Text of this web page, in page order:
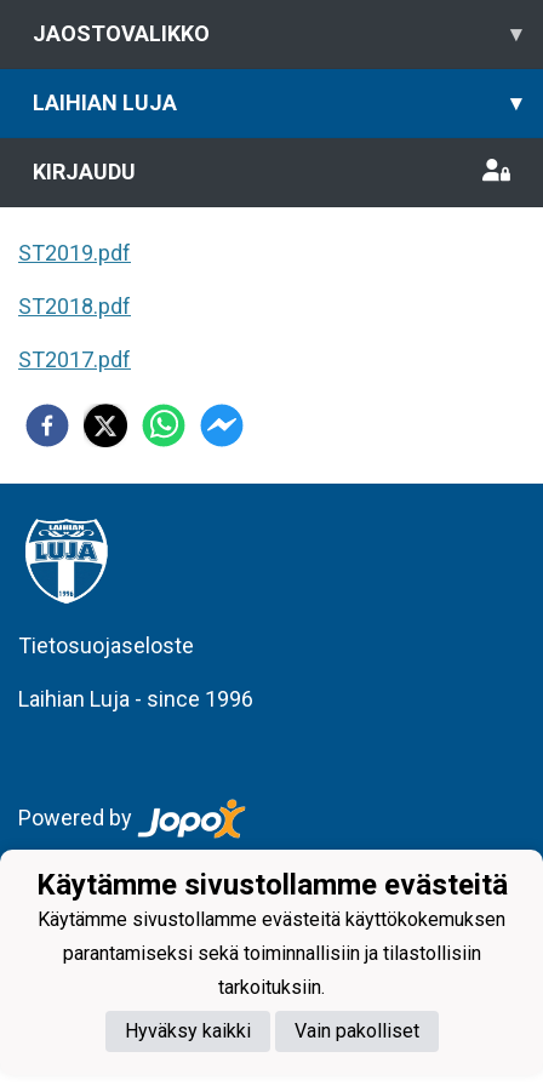
JAOSTOVALIKKO ▾
LAIHIAN LUJA ▾
KIRJAUDU
ST2019.pdf
ST2018.pdf
ST2017.pdf
Tietosuojaseloste
Laihian Luja - since 1996
Powered by
Käytämme sivustollamme evästeitä
Käytämme sivustollamme evästeitä käyttökokemuksen
parantamiseksi sekä toiminnallisiin ja tilastollisiin
tarkoituksiin.
Hyväksy kaikki
Vain pakolliset